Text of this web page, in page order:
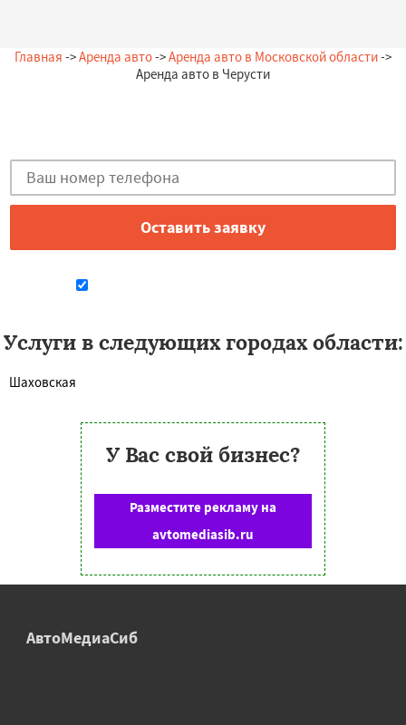
Главная ->Аренда авто->Аренда авто в Московской области->
Аренда авто в Черусти
Услуги в следующих городах области:
Шаховская
У Вас свой бизнес?
Разместите рекламу на
avtomediasib.ru
АвтоМедиаСиб